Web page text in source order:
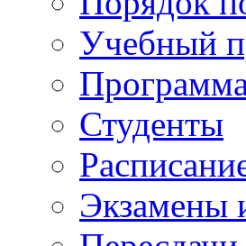
Учебный
Студенты
Экзамены